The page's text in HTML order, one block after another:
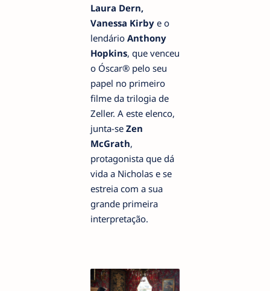
Laura Dern,
Vanessa Kirby e o
lendário Anthony
Hopkins, que venceu
o Óscar® pelo seu
papel no primeiro
filme da trilogia de
Zeller. A este elenco,
junta-se Zen
McGrath,
protagonista que dá
vida a Nicholas e se
estreia com a sua
grande primeira
interpretação.